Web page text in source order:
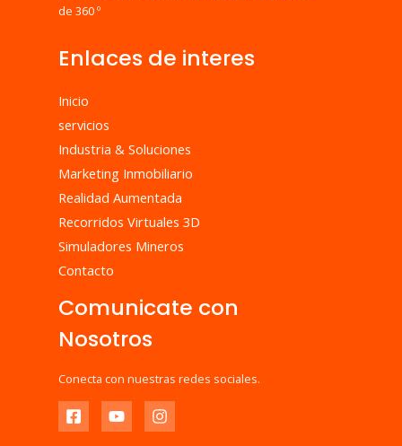
de 360 º
Enlaces de interes
Inicio
servicios
Industria & Soluciones
Marketing Inmobiliario
Realidad Aumentada
Recorridos Virtuales 3D
Simuladores Mineros
Contacto
Comunicate con
Nosotros
Conecta con nuestras redes sociales.